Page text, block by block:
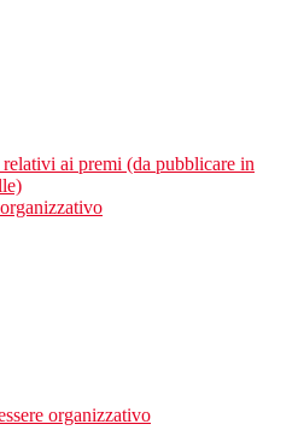
ai premi (da pubblicare in
organizzativo